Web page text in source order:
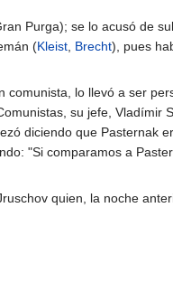
Purga); se lo acusó de
(Kleist Brecht), pues
lo llevó a ser
su jefe, Vladímir
diciendo que Pasternak
"Si comparamos a
quien, la noche